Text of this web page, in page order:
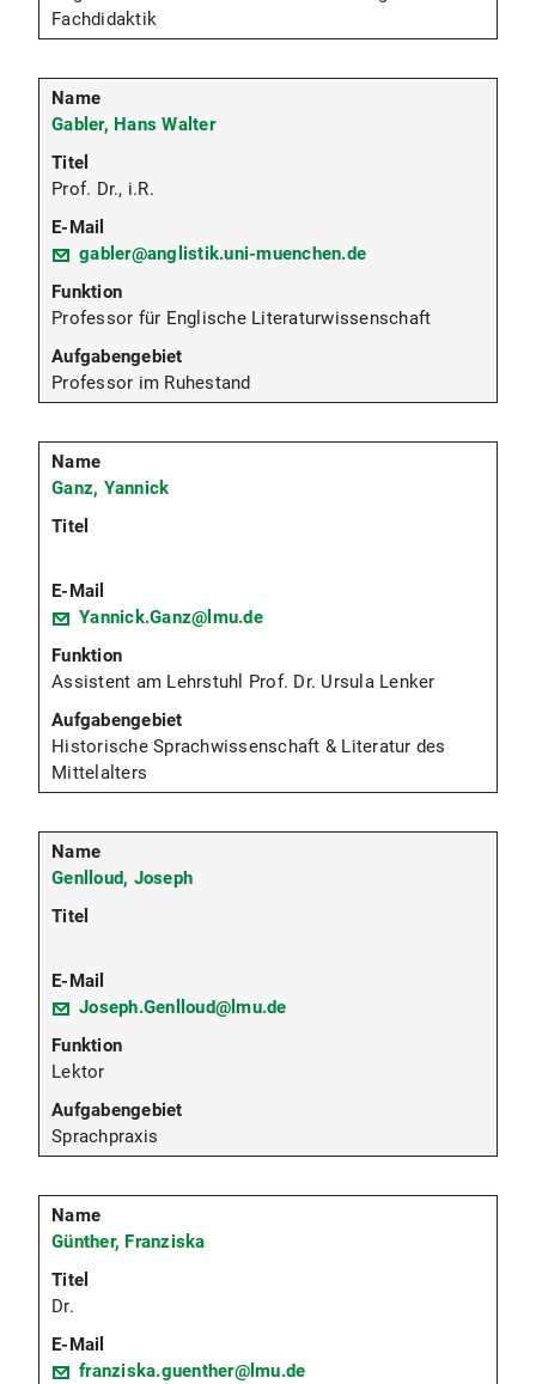
Fachdidaktik
Gabler, Hans Walter
Prof. Dr., i.R.
gabler@anglistik.uni-muenchen.de
Professor für Englische Literaturwissenschaft
Professor im Ruhestand
Ganz, Yannick
Yannick.Ganz@lmu.de
Assistent am Lehrstuhl Prof. Dr. Ursula Lenker
Historische Sprachwissenschaft & Literatur des
Mittelalters
Genlloud, Joseph
Joseph.Genlloud@lmu.de
Lektor
Sprachpraxis
Günther, Franziska
Dr.
franziska.guenther@lmu.de